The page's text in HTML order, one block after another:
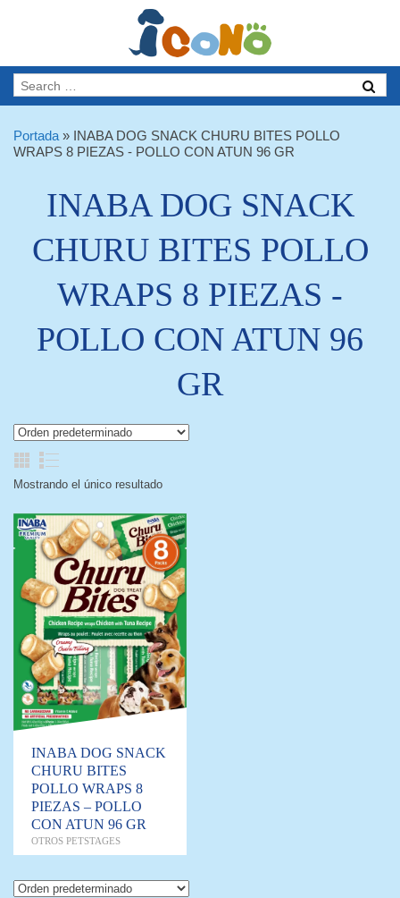
Portada » INABA DOG SNACK CHURU BITES POLLO
WRAPS 8 PIEZAS - POLLO CON ATUN 96 GR
INABA DOG SNACK
CHURU BITES POLLO
WRAPS 8 PIEZAS -
POLLO CON ATUN 96
GR
Mostrando el único resultado
INABA DOG SNACK
CHURU BITES
POLLO WRAPS 8
PIEZAS – POLLO
CON ATUN 96 GR
OTROS PETSTAGES